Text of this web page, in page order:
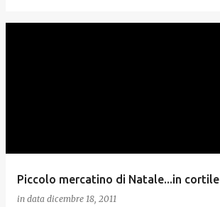
Piccolo mercatino di Natale...in cortile
in data dicembre 18, 2011